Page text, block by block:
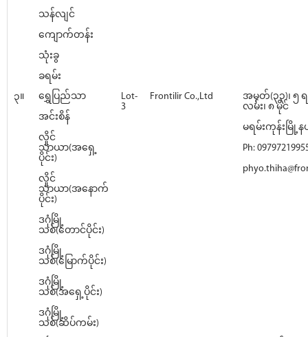
သန်လျင်
ကျောက်တန်း
သုံးခွ
ခရမ်း
၃။
ရွှေပြည်သာ
အင်းစိန်
လှိုင်
သာယာ(အရှေ့
ပိုင်း)
လှိုင်
သာယာ(အနောက်
ပိုင်း)
ဒဂုံမြို့
သစ်(တောင်ပိုင်း)
ဒဂုံမြို့
သစ်(မြောက်ပိုင်း)
ဒဂုံမြို့
သစ်(အရှေ့ပိုင်း)
ဒဂုံမြို့
သစ်(ဆိပ်ကမ်း)
Lot-
3
Frontilir Co.,Ltd
အမှတ်(၃၃)၊ ၅
လမ်း၊ ၈ မိုင်
မရမ်းကုန်းမြို့
Ph: